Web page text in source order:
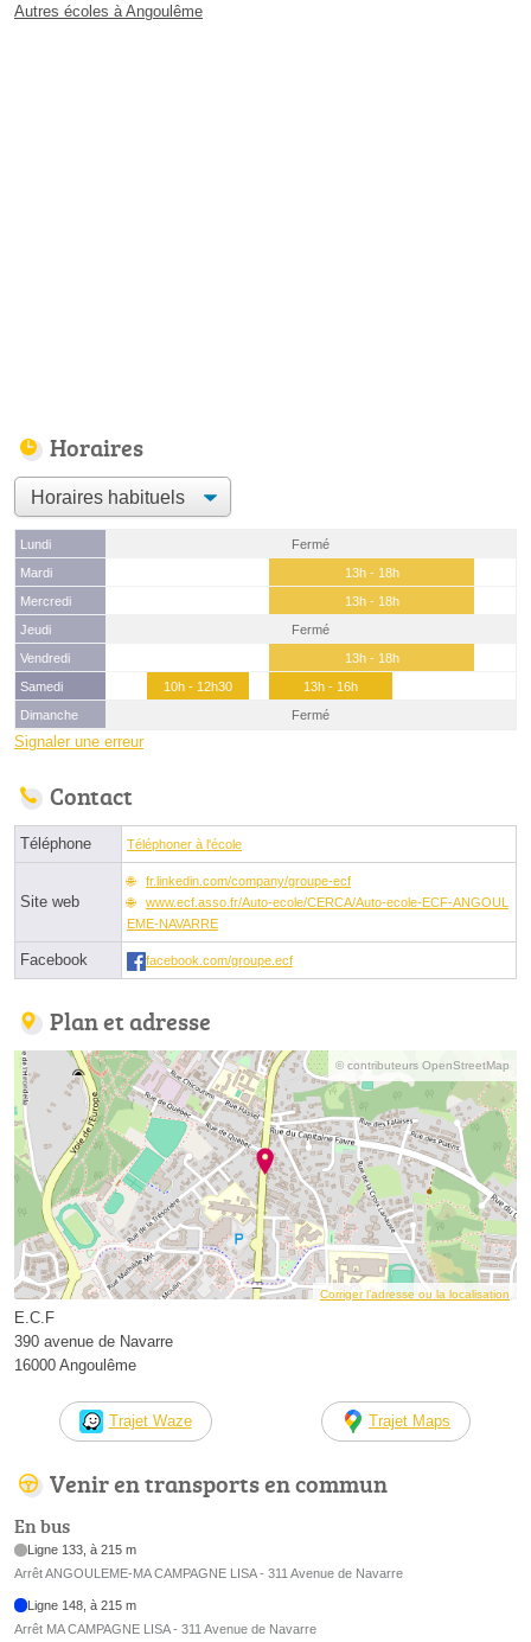
Autres écoles à Angoulême
Horaires
Lundi
Fermé
Mardi
13h - 18h
Mercredi
13h - 18h
Jeudi
Fermé
Vendredi
13h - 18h
Samedi
10h - 12h30
13h - 16h
Dimanche
Fermé
Signaler une erreur
Contact
Téléphone Téléphoner à l'école
Site web
fr.linkedin.com/company/groupe-ecf
www.ecf.asso.fr/Auto-ecole/CERCA/Auto-ecole-ECF-ANGOUL
EME-NAVARRE
Facebook facebook.com/groupe.ecf
Plan et adresse
© contributeurs OpenStreetMap
Corriger l’adresse ou la localisation
E.C.F
390 avenue de Navarre
16000 Angoulême
Trajet Waze Trajet Maps
Venir en transports en commun
En bus
Ligne 133, à 215 m
Arrêt ANGOULEME-MA CAMPAGNE LISA - 311 Avenue de Navarre
Ligne 148, à 215 m
Arrêt MA CAMPAGNE LISA - 311 Avenue de Navarre